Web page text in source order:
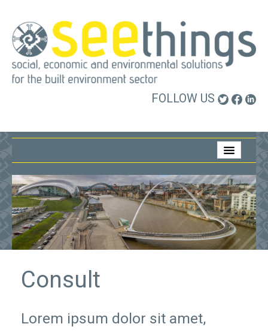
FOLLOW US
About Us
What We Do
Who We Work With
Contact Us
Consult
Lorem ipsum dolor sit amet,